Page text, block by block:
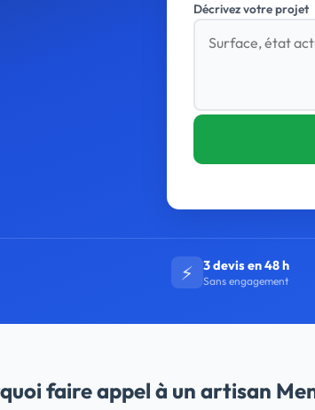
Décrivez votre projet
⚡ 3 devis en 48 h
Sans engagement
faire appel à un artisan